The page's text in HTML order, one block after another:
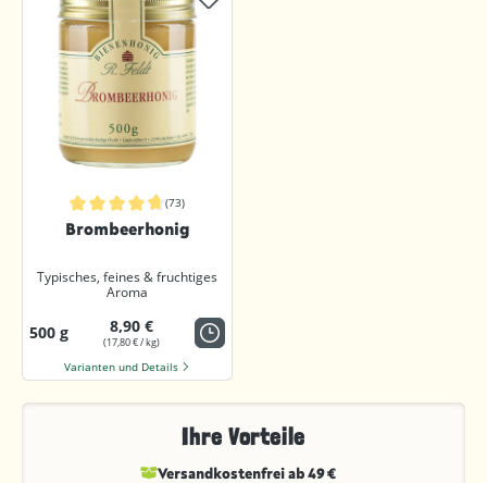
Durchschnittliche Bewertung von 4.7 von 5 Sternen
(73)
Brombeerhonig
Typisches, feines & fruchtiges
Aroma
500 g 8,90 €
(17,80 € / kg)
Varianten und Details
Ihre Vorteile
Versandkostenfrei ab 49 €